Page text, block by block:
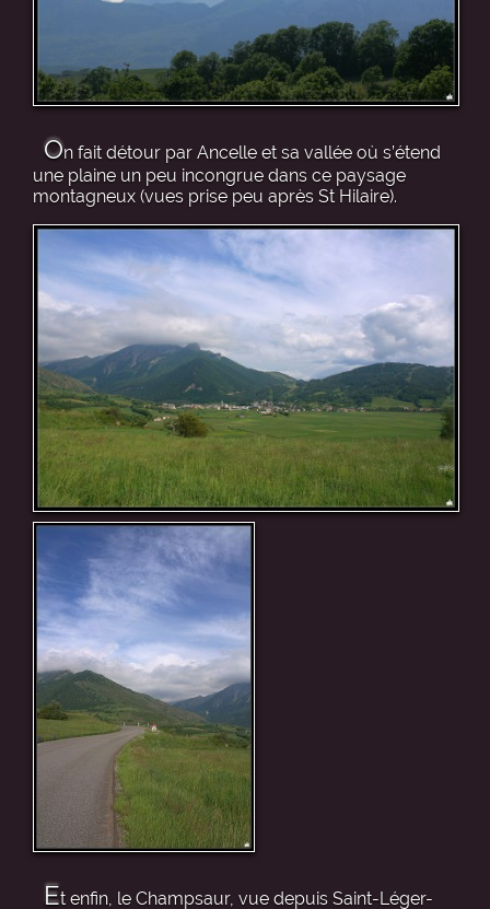
On fait détour par Ancelle et sa vallée où s’étend
une plaine un peu incongrue dans ce paysage
montagneux (vues prise peu après St Hilaire).
Et enfin, le Champsaur, vue depuis Saint-Léger-